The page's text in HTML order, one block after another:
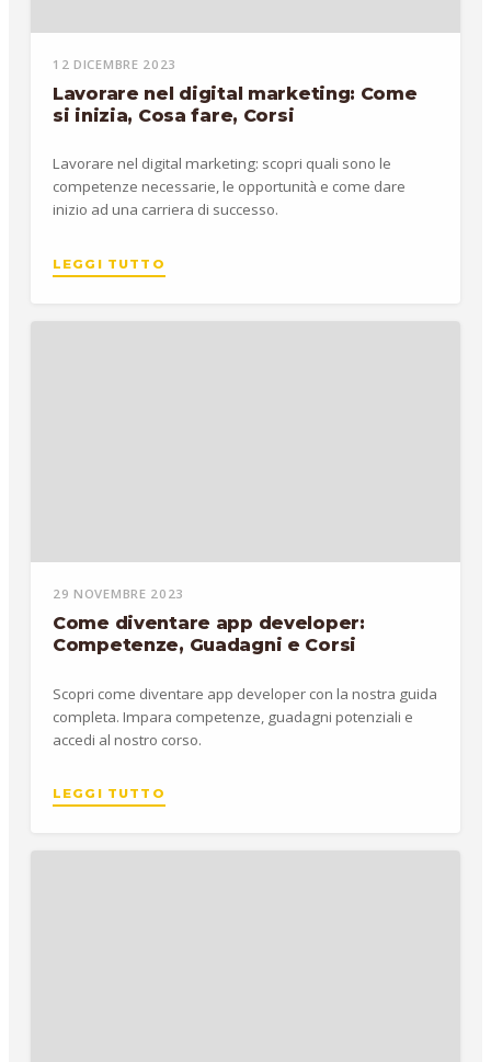
12 DICEMBRE 2023
Lavorare nel digital marketing: Come
si inizia, Cosa fare, Corsi
Lavorare nel digital marketing: scopri quali sono le
competenze necessarie, le opportunità e come dare
inizio ad una carriera di successo.
LEGGI TUTTO
29 NOVEMBRE 2023
Come diventare app developer:
Competenze, Guadagni e Corsi
Scopri come diventare app developer con la nostra guida
completa. Impara competenze, guadagni potenziali e
accedi al nostro corso.
LEGGI TUTTO